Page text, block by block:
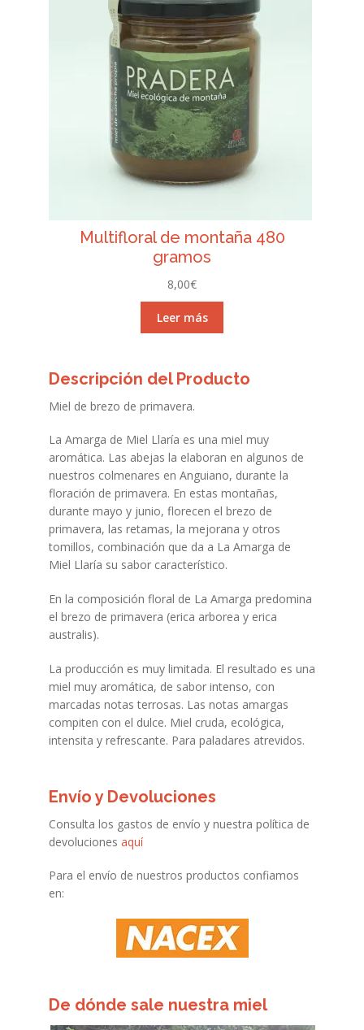
Multifloral de montaña 480
gramos
8,00€
Leer más
Descripción del Producto
Miel de brezo de primavera.
La Amarga de Miel Llaría es una miel muy
aromática. Las abejas la elaboran en algunos de
nuestros colmenares en Anguiano, durante la
floración de primavera. En estas montañas,
durante mayo y junio, florecen el brezo de
primavera, las retamas, la mejorana y otros
tomillos, combinación que da a La Amarga de
Miel Llaría su sabor característico.
En la composición floral de La Amarga predomina
el brezo de primavera (erica arborea y erica
australis).
La producción es muy limitada. El resultado es una
miel muy aromática, de sabor intenso, con
marcadas notas terrosas. Las notas amargas
compiten con el dulce. Miel cruda, ecológica,
intensita y refrescante. Para paladares atrevidos.
Envío y Devoluciones
Consulta los gastos de envío y nuestra política de
devoluciones aquí
Para el envío de nuestros productos confiamos
en:
De dónde sale nuestra miel